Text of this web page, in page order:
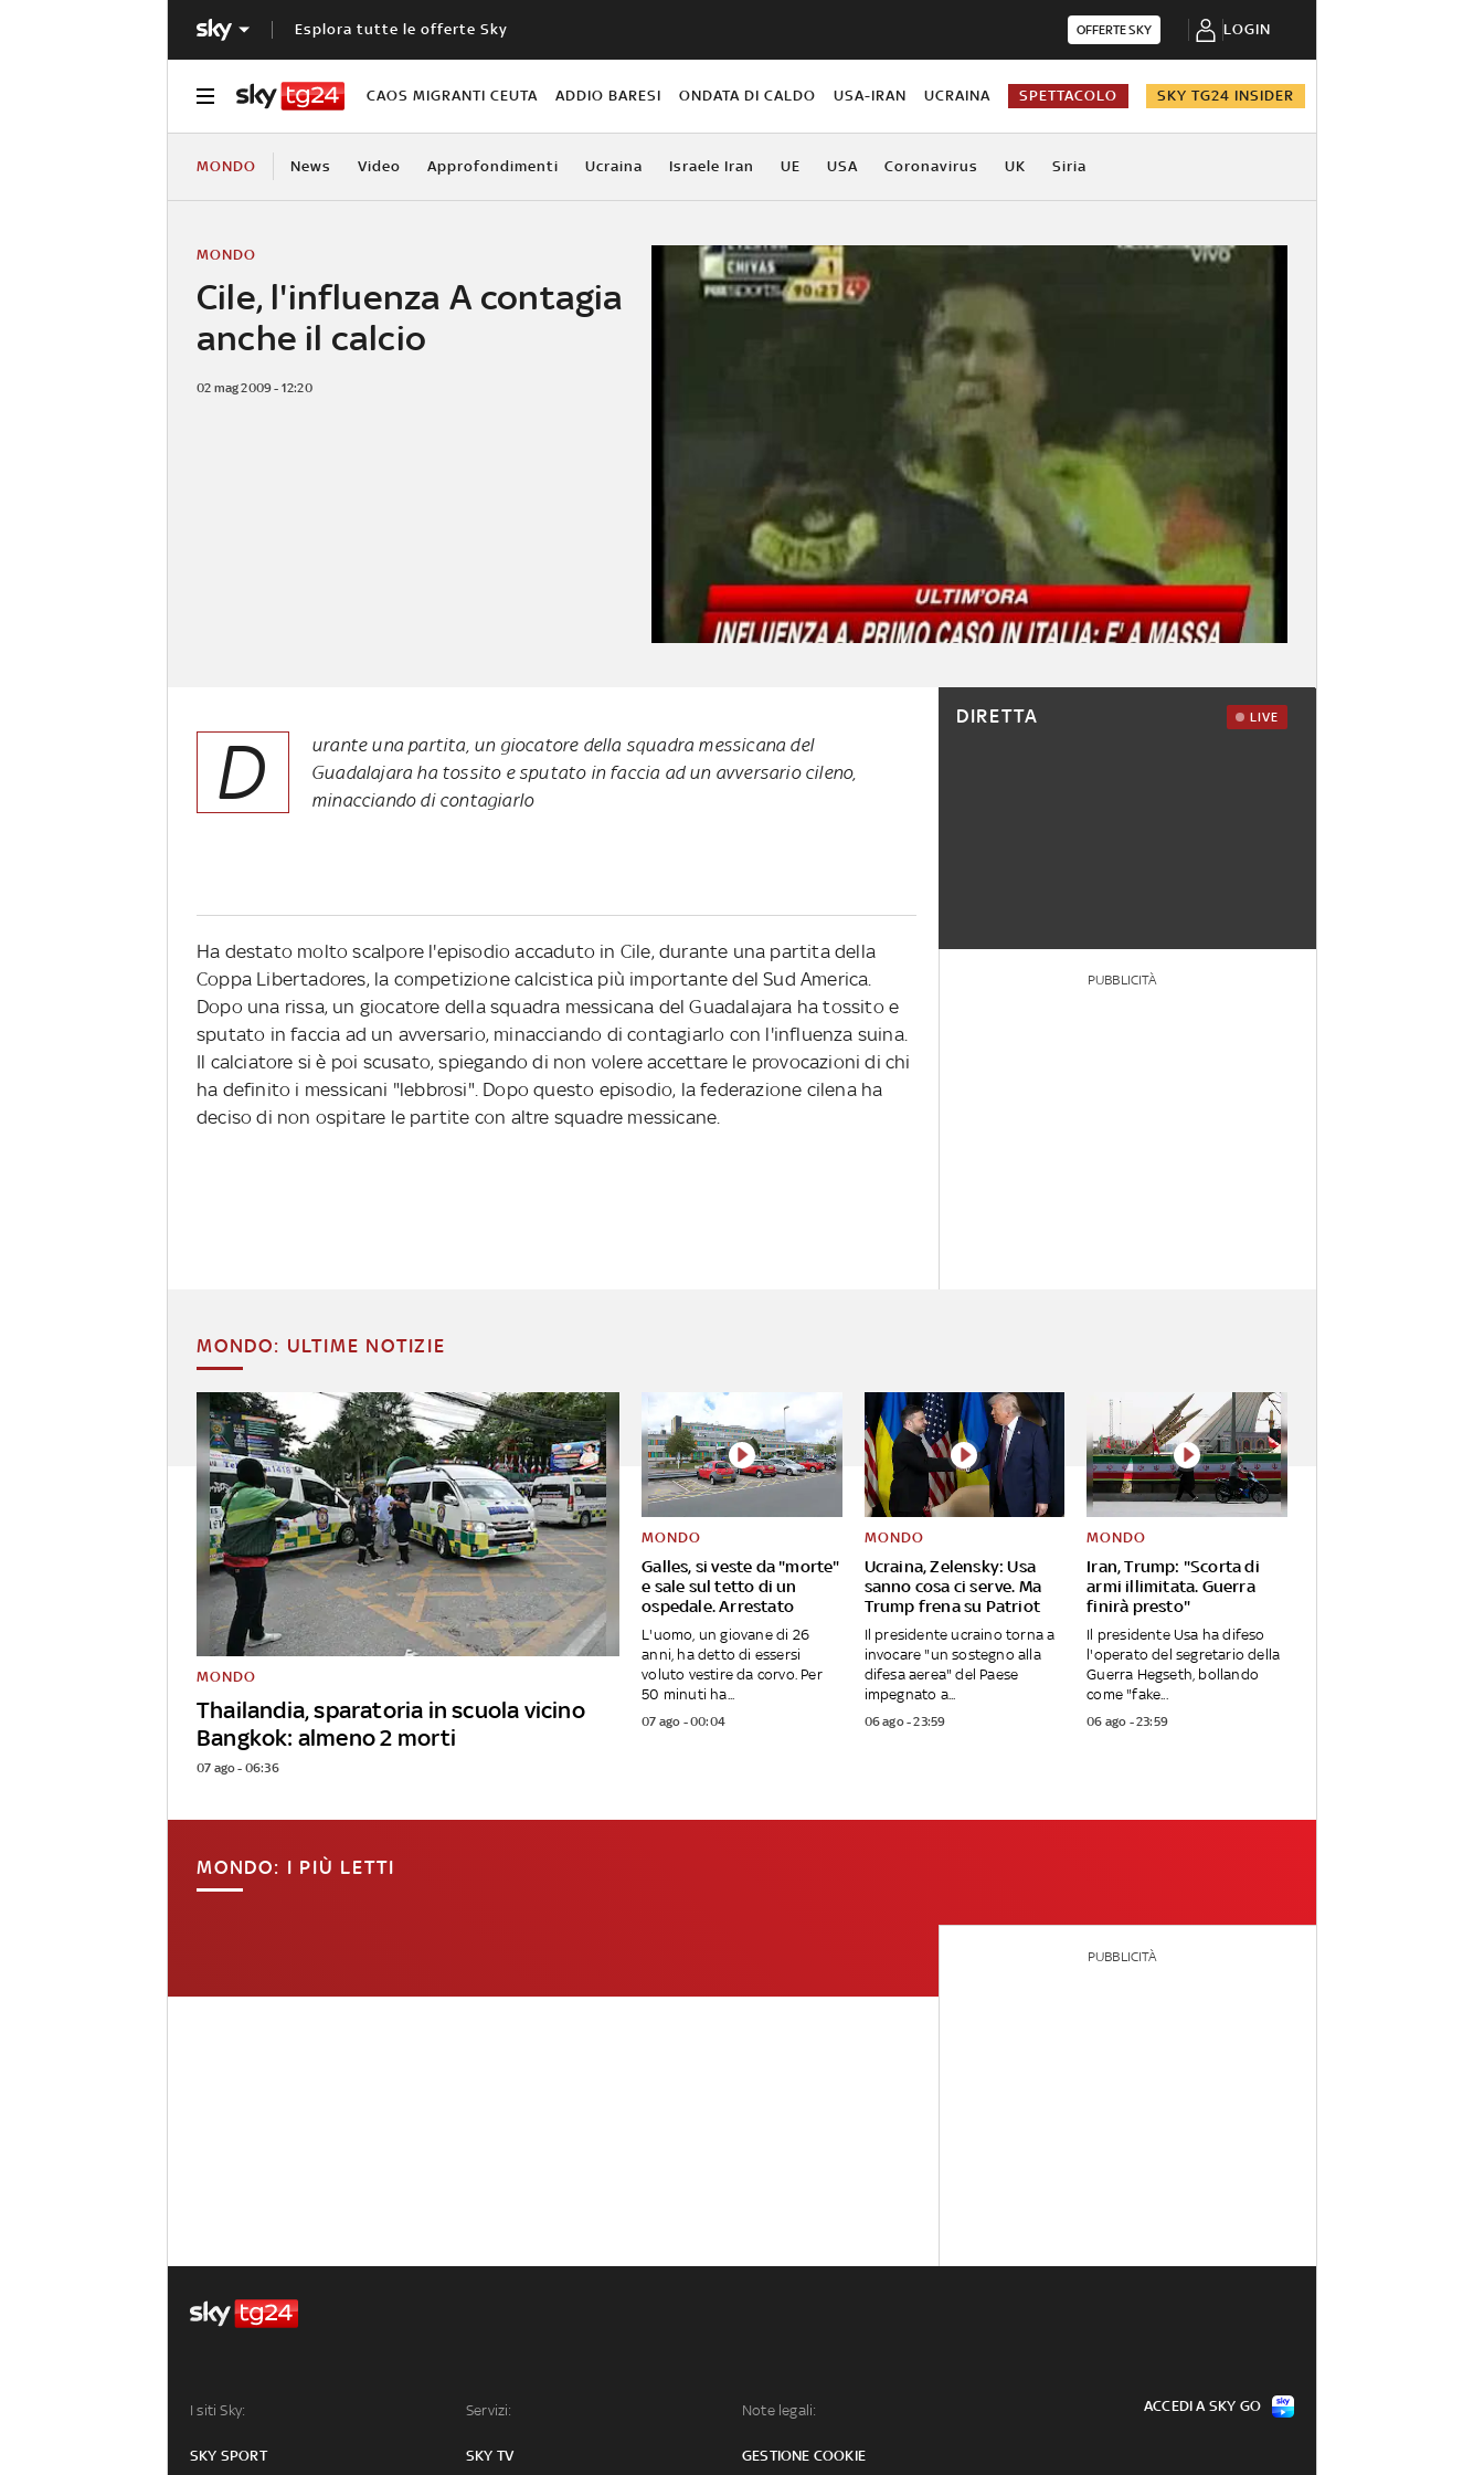
Esplora tutte le offerte Sky OFFERTE SKY LOGIN
CAOS MIGRANTI CEUTA ADDIO BARESI ONDATA DI CALDO USA-IRAN UCRAINA SPETTACOLO SKY TG24 INSIDER
MONDO News Video Approfondimenti Ucraina Israele Iran UE USA Coronavirus UK Siria
Cile, l'influenza A contagia
anche il calcio
MONDO
02 mag 2009 - 12:20
D
urante una partita, un giocatore della squadra messicana del
Guadalajara ha tossito e sputato in faccia ad un avversario cileno,
minacciando di contagiarlo
Ha destato molto scalpore l'episodio accaduto in Cile, durante una partita della
Coppa Libertadores, la competizione calcistica più importante del Sud America.
Dopo una rissa, un giocatore della squadra messicana del Guadalajara ha tossito e
sputato in faccia ad un avversario, minacciando di contagiarlo con l'influenza suina.
Il calciatore si è poi scusato, spiegando di non volere accettare le provocazioni di chi
ha definito i messicani "lebbrosi". Dopo questo episodio, la federazione cilena ha
deciso di non ospitare le partite con altre squadre messicane.
DIRETTA LIVE
PUBBLICITÀ
MONDO: ULTIME NOTIZIE
Thailandia, sparatoria in scuola vicino
Bangkok: almeno 2 morti
MONDO
07 ago - 06:36
Galles, si veste da "morte"
e sale sul tetto di un
ospedale. Arrestato
MONDO
L'uomo, un giovane di 26
anni, ha detto di essersi
voluto vestire da corvo. Per
50 minuti ha...
07 ago - 00:04
Ucraina, Zelensky: Usa
sanno cosa ci serve. Ma
Trump frena su Patriot
MONDO
Il presidente ucraino torna a
invocare "un sostegno alla
difesa aerea" del Paese
impegnato a...
06 ago - 23:59
Iran, Trump: "Scorta di
armi illimitata. Guerra
finirà presto"
MONDO
Il presidente Usa ha difeso
l'operato del segretario della
Guerra Hegseth, bollando
come "fake...
06 ago - 23:59
MONDO: I PIÙ LETTI
PUBBLICITÀ
I siti Sky:
SKY SPORT
Servizi:
SKY TV
Note legali:
GESTIONE COOKIE
ACCEDI A SKY GO